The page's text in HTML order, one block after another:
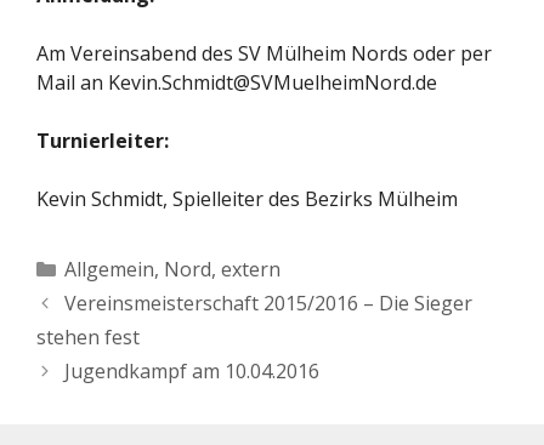
Am Vereinsabend des SV Mülheim Nords oder per
Mail an Kevin.Schmidt@SVMuelheimNord.de
Turnierleiter:
Kevin Schmidt, Spielleiter des Bezirks Mülheim
Kategorien
Allgemein, Nord, extern
Vereinsmeisterschaft 2015/2016 – Die Sieger
stehen fest
Jugendkampf am 10.04.2016